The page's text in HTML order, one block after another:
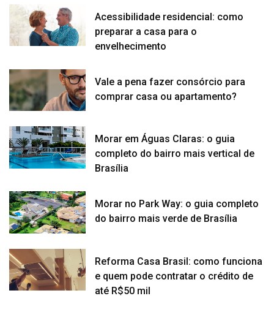
Acessibilidade residencial: como
preparar a casa para o
envelhecimento
Vale a pena fazer consórcio para
comprar casa ou apartamento?
Morar em Águas Claras: o guia
completo do bairro mais vertical de
Brasília
Morar no Park Way: o guia completo
do bairro mais verde de Brasília
Reforma Casa Brasil: como funciona
e quem pode contratar o crédito de
até R$50 mil